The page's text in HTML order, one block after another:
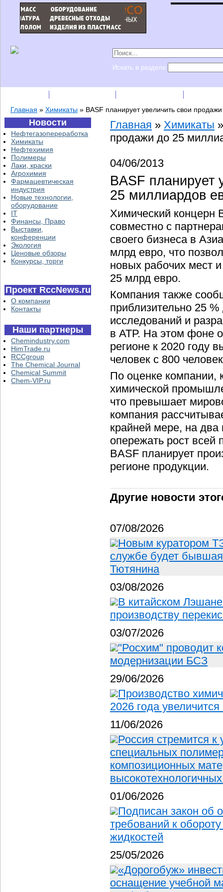
Искать в разделе
Главная » Химикаты » BASF планирует увеличить свои
Новости
Нефтегазопереработка
Химикаты
Нефтехимия
Полимеры
Лаки, краски
Агрохимия
Фармацевтическая
индустрия
Новые технологии,
оборудование
IT
Финансы, Право
Выставки,
конференции
Экология
Ценовые обзоры
Конкурсы, торги
Проект RccNews.ru
О компании
Контакты
Наши партнеры
Chemindustry.com
HimTrade.ru
RCCgroup
The Chemical Journal
Chemical Summit
Chem-VIP.ru
Главная » Химикаты
продажи до 25
04/06/2013
BASF планирует
25 миллиардов
Химический концерн
совместно с
своего бизнеса в
млрд евро, что
новых рабочих мест
25 млрд евро.
Компания также
приблизительно 25
исследований и
в АТР. На этом фоне
регионе к 2020 году
человек с 800
По оценке компании,
химической
что превышает
компания
крайней мере, на два
опережать рост
BASF планирует
регионе продукции.
Другие новости
07/08/2026
Новым куратором
службе будет
Тютянина
03/08/2026
В китайском
производству
03/07/2026
"Росхим" проводит
модернизации БСЗ
29/06/2026
Производство
2026 года
11/06/2026
Россия стремится
специальных
композиционных
01/06/2026
Подписан закон об
требований к
жидкостей
25/05/2026
«Дорогобуж»
оснащение учебной